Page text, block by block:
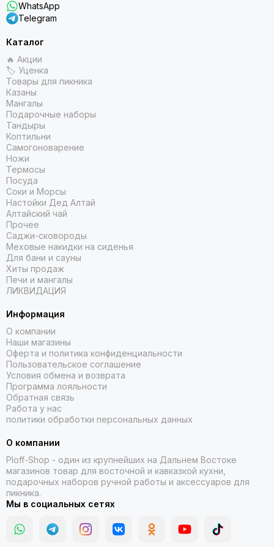
WhatsApp
Telegram
Каталог
🔥 Акции
🏷 Уценка
Товары для пикника
Казаны
Мангалы
Подарочные наборы
Тандыры
Коптильни
Самогоноварение
Ножи
Термосы
Посуда
Соки и Морсы
Настойки Дед Алтай
Алтайский чай
Прочее
Саджи-сковороды
Меховые накидки на сиденья
Для бани и сауны
Хиты продаж
Печи и мангалы
ЛИКВИДАЦИЯ
Информация
О компании
Наши магазины
Оферта и политика конфиденциальности
Пользовательское соглашение
Условия обмена и возврата
Программа лояльности
Обратная связь
Работа у нас
политики обработки персональных данных
О компании
Ploff-Shop - один из крупнейших на Дальнем Востоке
магазинов товар для восточной и кавказкой кухни,
подарочных наборов ручной работы и аксессуаров для
пикника.
Мы в социальных сетях